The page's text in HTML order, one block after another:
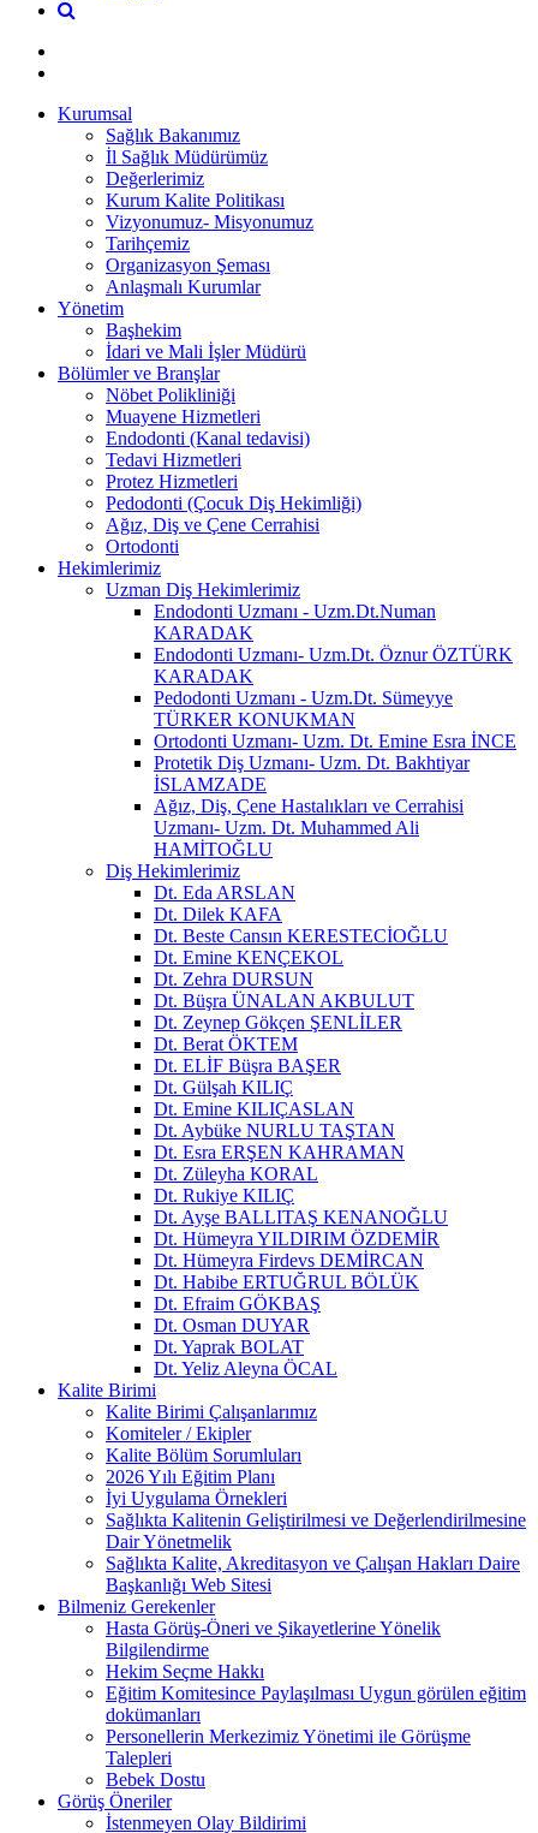
Kurumsal
Sağlık Bakanımız
İl Sağlık Müdürümüz
Değerlerimiz
Kurum Kalite Politikası
Vizyonumuz- Misyonumuz
Tarihçemiz
Organizasyon Şeması
Anlaşmalı Kurumlar
Yönetim
Başhekim
İdari ve Mali İşler Müdürü
Bölümler ve Branşlar
Nöbet Polikliniği
Muayene Hizmetleri
Endodonti (Kanal tedavisi)
Tedavi Hizmetleri
Protez Hizmetleri
Pedodonti (Çocuk Diş Hekimliği)
Ağız, Diş ve Çene Cerrahisi
Ortodonti
Hekimlerimiz
Uzman Diş Hekimlerimiz
Endodonti Uzmanı - Uzm.Dt.Numan
KARADAK
Endodonti Uzmanı- Uzm.Dt. Öznur ÖZTÜRK
KARADAK
Pedodonti Uzmanı - Uzm.Dt. Sümeyye
TÜRKER KONUKMAN
Ortodonti Uzmanı- Uzm. Dt. Emine Esra İNCE
Protetik Diş Uzmanı- Uzm. Dt. Bakhtiyar
İSLAMZADE
Ağız, Diş, Çene Hastalıkları ve Cerrahisi
Uzmanı- Uzm. Dt. Muhammed Ali
HAMİTOĞLU
Diş Hekimlerimiz
Dt. Eda ARSLAN
Dt. Dilek KAFA
Dt. Beste Cansın KERESTECİOĞLU
Dt. Emine KENÇEKOL
Dt. Zehra DURSUN
Dt. Büşra ÜNALAN AKBULUT
Dt. Zeynep Gökçen ŞENLİLER
Dt. Berat ÖKTEM
Dt. ELİF Büşra BAŞER
Dt. Gülşah KILIÇ
Dt. Emine KILIÇASLAN
Dt. Aybüke NURLU TAŞTAN
Dt. Esra ERŞEN KAHRAMAN
Dt. Züleyha KORAL
Dt. Rukiye KILIÇ
Dt. Ayşe BALLITAŞ KENANOĞLU
Dt. Hümeyra YILDIRIM ÖZDEMİR
Dt. Hümeyra Firdevs DEMİRCAN
Dt. Habibe ERTUĞRUL BÖLÜK
Dt. Efraim GÖKBAŞ
Dt. Osman DUYAR
Dt. Yaprak BOLAT
Dt. Yeliz Aleyna ÖCAL
Kalite Birimi
Kalite Birimi Çalışanlarımız
Komiteler / Ekipler
Kalite Bölüm Sorumluları
2026 Yılı Eğitim Planı
İyi Uygulama Örnekleri
Sağlıkta Kalitenin Geliştirilmesi ve Değerlendirilmesine
Dair Yönetmelik
Sağlıkta Kalite, Akreditasyon ve Çalışan Hakları Daire
Başkanlığı Web Sitesi
Bilmeniz Gerekenler
Hasta Görüş-Öneri ve Şikayetlerine Yönelik
Bilgilendirme
Hekim Seçme Hakkı
Eğitim Komitesince Paylaşılması Uygun görülen eğitim
dokümanları
Personellerin Merkezimiz Yönetimi ile Görüşme
Talepleri
Bebek Dostu
Görüş Öneriler
İstenmeyen Olay Bildirimi